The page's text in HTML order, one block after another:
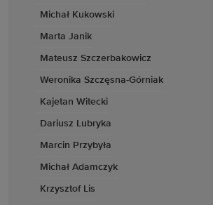
Michał Kukowski
Marta Janik
Mateusz Szczerbakowicz
Weronika Szczęsna-Górniak
Kajetan Witecki
Dariusz Lubryka
Marcin Przybyła
Michał Adamczyk
Krzysztof Lis